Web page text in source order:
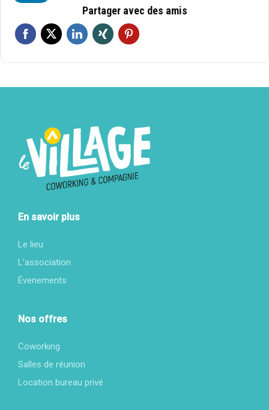
Partager avec des amis
En savoir plus
Le lieu
L’association
Évenements
Nos offres
Coworking
Salles de réunion
Location bureau privé